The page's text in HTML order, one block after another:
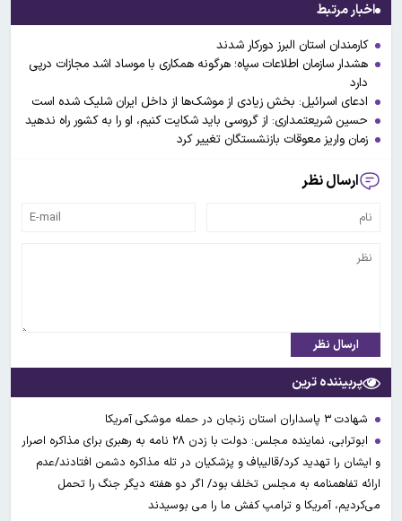
اخبار مرتبط
کارمندان استان البرز دورکار شدند
هشدار سازمان اطلاعات سپاه؛ هرگونه همکاری با موساد اشد مجازات درپی
دارد
ادعای اسرائیل: بخش زیادی از موشک‌ها از داخل ایران شلیک شده است
حسین شریعتمداری: از گروسی باید شکایت کنیم، او را به کشور راه ندهید
زمان واریز معوقات بازنشستگان تغییر کرد
ارسال نظر
ارسال نظر
پربیننده ترین
شهادت ۳ ‌پاسداران استان زنجان در حمله موشکی آمریکا
ابوترابی، نماینده مجلس: دولت با زدن ۲۸ نامه به رهبری برای مذاکره اصرار
و ایشان را تهدید کرد/قالیباف و پزشکیان در تله مذاکره دشمن افتادند/عدم
ارائه تفاهمنامه به مجلس تخلف بود/ اگر دو هفته دیگر جنگ را تحمل
می‌کردیم، آمریکا و ترامپ کفش ما را می بوسیدند